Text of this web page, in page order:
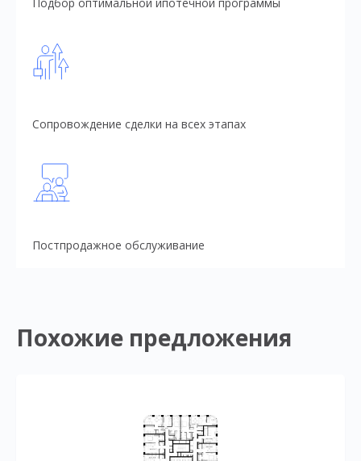
Сопровождение сделки на всех этапах
Постпродажное обслуживание
Похожие предложения